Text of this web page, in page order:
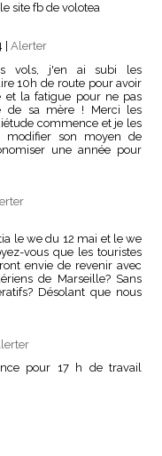
site fb de volotea
Alerter
vols, j'en ai subi les
10h de route pour avoir
et la fatigue pour ne pas
de sa mère ! Merci les
commence et je les
son moyen de
une année pour
le we du 12 mai et le we
vous que les touristes
envie de revenir avec
de Marseille? Sans
Désolant que nous
pour 17 h de travail